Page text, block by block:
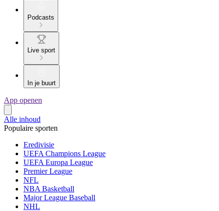
Podcasts
Live sport
In je buurt
App openen
Alle inhoud
Populaire sporten
Eredivisie
UEFA Champions League
UEFA Europa League
Premier League
NFL
NBA Basketball
Major League Baseball
NHL